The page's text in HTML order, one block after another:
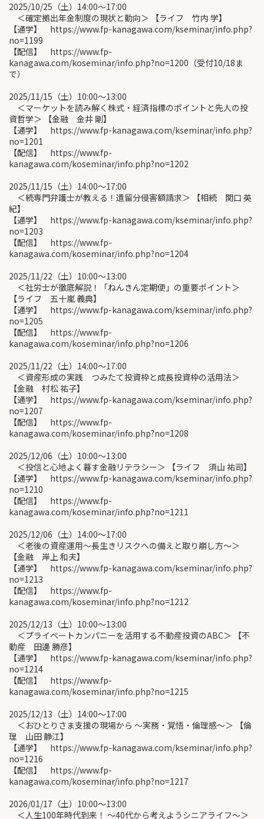
2025/10/25（土）14:00〜17:00
＜確定拠出年金制度の現状と動向＞ 【ライフ 竹内 学】
【通学】 https://www.fp-kanagawa.com/kseminar/info.php?
no=1199
【配信】 https://www.fp-
kanagawa.com/koseminar/info.php?no=1200（受付10/18ま
で）
2025/11/15（土）10:00〜13:00
＜マーケットを読み解く株式・経済指標のポイントと先人の投
資哲学＞ 【金融 金井 剛】
【通学】 https://www.fp-kanagawa.com/kseminar/info.php?
no=1201
【配信】 https://www.fp-
kanagawa.com/koseminar/info.php?no=1202
2025/11/15（土）14:00〜17:00
＜続専門弁護士が教える！遺留分侵害額請求＞ 【相続 関口 英
紀】
【通学】 https://www.fp-kanagawa.com/kseminar/info.php?
no=1203
【配信】 https://www.fp-
kanagawa.com/koseminar/info.php?no=1204
2025/11/22（土）10:00〜13:00
＜社労士が徹底解説！「ねんきん定期便」の重要ポイント＞
【ライフ 五十嵐 義典】
【通学】 https://www.fp-kanagawa.com/kseminar/info.php?
no=1205
【配信】 https://www.fp-
kanagawa.com/koseminar/info.php?no=1206
2025/11/22（土）14:00〜17:00
＜資産形成の実践 つみたて投資枠と成長投資枠の活用法＞
【金融 村松 祐子】
【通学】 https://www.fp-kanagawa.com/kseminar/info.php?
no=1207
【配信】 https://www.fp-
kanagawa.com/koseminar/info.php?no=1208
2025/12/06（土）10:00〜13:00
＜投信と心地よく暮す金融リテラシー＞ 【ライフ 須山 祐司】
【通学】 https://www.fp-kanagawa.com/kseminar/info.php?
no=1210
【配信】 https://www.fp-
kanagawa.com/koseminar/info.php?no=1211
2025/12/06（土）14:00〜17:00
＜老後の資産運用～長生きリスクへの備えと取り崩し方～＞
【金融 岸上 和夫】
【通学】 https://www.fp-kanagawa.com/kseminar/info.php?
no=1213
【配信】 https://www.fp-
kanagawa.com/koseminar/info.php?no=1212
2025/12/13（土）10:00〜13:00
＜プライベートカンパニーを活用する不動産投資のABC＞ 【不
動産 田邊 勝彦】
【通学】 https://www.fp-kanagawa.com/kseminar/info.php?
no=1214
【配信】 https://www.fp-
kanagawa.com/koseminar/info.php?no=1215
2025/12/13（土）14:00〜17:00
＜おひとりさま支援の現場から ～実務・覚悟・倫理感～＞ 【倫
理 山田 静江】
【通学】 https://www.fp-kanagawa.com/kseminar/info.php?
no=1216
【配信】 https://www.fp-
kanagawa.com/koseminar/info.php?no=1217
2026/01/17（土）10:00〜13:00
＜人生100年時代到来！ ～40代から考えようシニアライフ～＞